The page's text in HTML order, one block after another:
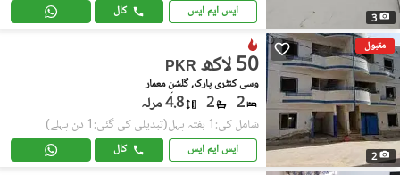
3 ایس ایم ایس کال
مقبول
2
PKR 50 لاکھ
وسی کنٹری پارک, گلشنِ معمار
2
2 4.8 مرلہ
شامل کی:1 ہفتہ پہل (تبدیلی کی گئی:1 دن پہلے)
ایس ایم ایس کال